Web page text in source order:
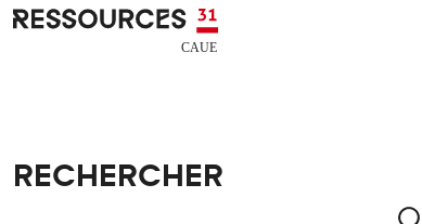
Aller au contenu principal
CAUE RESSOURCES 31
RECHERCHER